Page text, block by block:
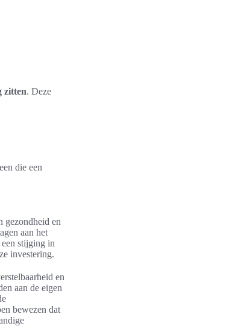
zitten. Deze
die een
gezondheid en
aan het
stijging in
investering.
en
aan de eigen
bewezen dat